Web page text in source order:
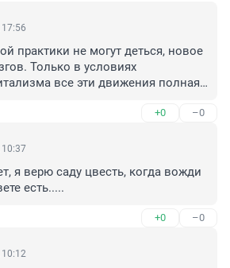
практики не могут деться, новое
Только в условиях
все эти движения полная
+0 –0
10:37
я верю саду цвесть, когда вожди
есть.....
+0 –0